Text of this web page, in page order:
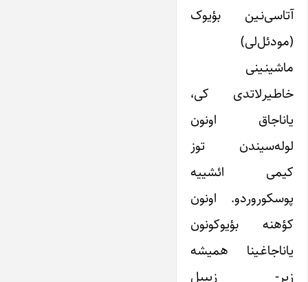
آتاسی‌نـین بؤیوک
(مودئل‌لی)
ماشینـینی
خاطـیرلاتدی کی،
یاناجاق اونون
لوله‌سیندن توز
کیمی ائشییه
پوسکوروردو. اونون
کؤهنه بؤیوکونون
یاناجاغـینا همیشه
زیر- زیبیل